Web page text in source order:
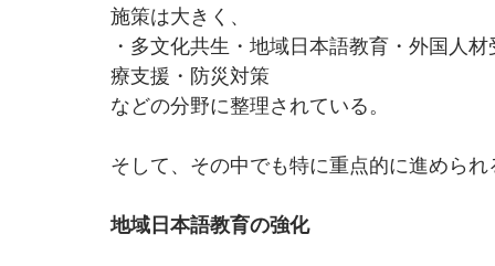
施策は大きく、
・多文化共生・地域日本語教育・外国人
療支援・防災対策
などの分野に整理されている。
そして、その中でも特に重点的に進めら
地域日本語教育の強化